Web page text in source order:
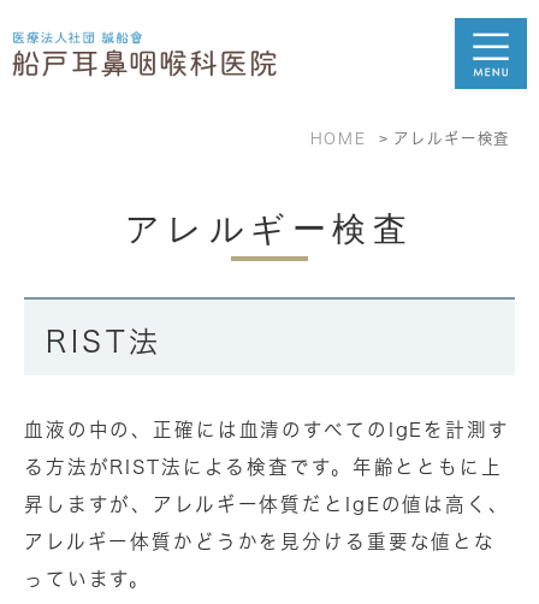
HOME アレルギー検査
アレルギー検査
RIST法
血液の中の、正確には血清のすべてのIgEを計測す
る方法がRIST法による検査です。年齢とともに上
昇しますが、アレルギー体質だとIgEの値は高く、
アレルギー体質かどうかを見分ける重要な値とな
っています。